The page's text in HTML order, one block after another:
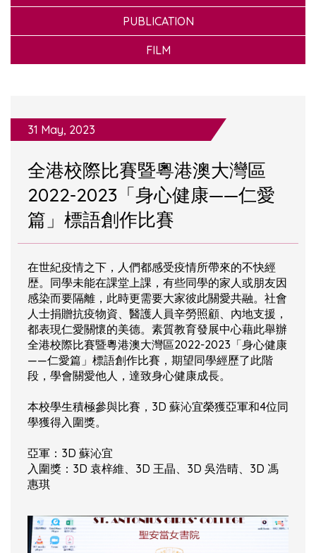
PUBLICATION
FILM
31 May, 2023
全港校際比賽暨粵港澳大灣區
2022-2023「身心健康——仁愛
篇」標語創作比賽
在世紀疫情之下，人們都感受疫情所帶來的不快經
歴。同學未能在課堂上課，有些同學的家人或朋友因
感染而要隔離，此時更需要大家彼此關愛共融。社會
人士捐贈抗疫物資、醫護人員辛勞照顧、內地支援，
都表現仁愛關懷的美德。素質教育發展中心藉此舉辦
全港校際比賽暨粵港澳大灣區2022-2023「身心健康
——仁愛篇」標語創作比賽，期望同學經歷了此階
段，學會關愛他人，達致身心健康成長。
本校學生積極參與比賽，3D 蘇沁宜榮獲亞軍和4位同
學獲得入圍獎。
亞軍：3D 蘇沁宜
入圍獎：3D 袁梓維、3D 王晶、3D 吳浩晴、3D 馮
惠琪